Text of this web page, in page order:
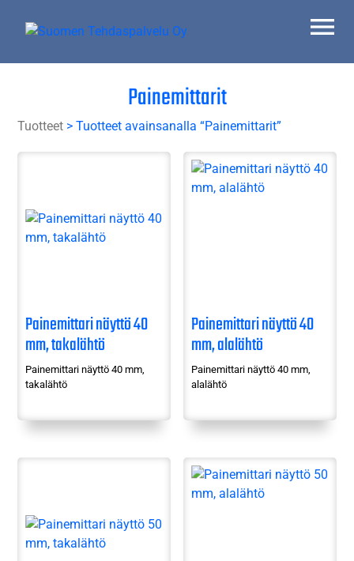
Painemittarit
Tuotteet > Tuotteet avainsanalla “Painemittarit”
Painemittari näyttö 40
mm, takalähtö
Painemittari näyttö 40 mm,
takalähtö
Painemittari näyttö 40
mm, alalähtö
Painemittari näyttö 40 mm,
alalähtö